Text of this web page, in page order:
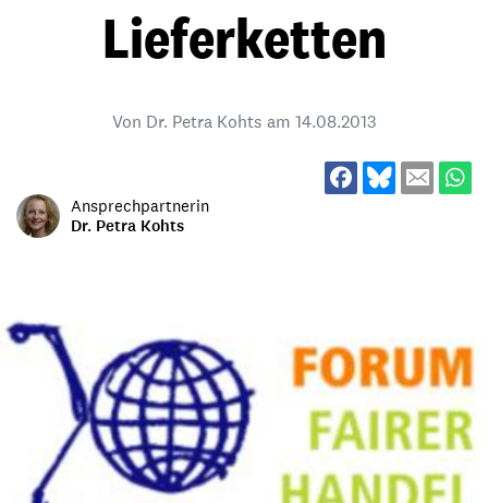
Lieferketten
Von Dr. Petra Kohts am 14.08.2013
Ansprechpartnerin
Dr. Petra Kohts